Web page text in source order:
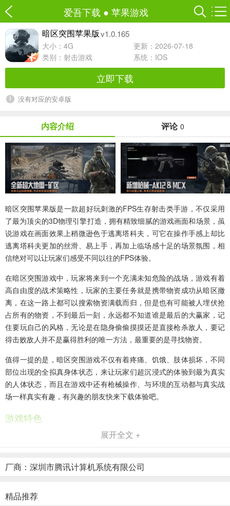
爱吾下载 ● 苹果游戏
暗区突围苹果版 v1.0.165
大小：4G
更新：2026-07-18
类别： 射击游戏 系统：IOS
立即下载
没有对应的安卓版
内容介绍 评论 0
暗区突围苹果版是一款超好玩刺激的FPS生存射击类手游，不仅采用
了最为顶尖的3D物理引擎打造，拥有精致细腻的游戏画面和场景，虽
说游戏在画面效果上稍微逊色于逃离塔科夫，可它在操作手感上却比
逃离塔科夫更加的丝滑、易上手，再加上临场感十足的场景氛围，相
信绝对可以让玩家们感受不同以往的FPS体验。
在暗区突围游戏中，玩家将来到一个充满未知危险的战场，游戏有着
高自由度的战术策略性，玩家的主要任务就是携带物资成功从暗区撤
离，在这一路上都可以搜索物资满载而归，但是也有可能被人埋伏抢
占所有的物资，不到最后一刻，永远都不知道谁是最后的大赢家，记
住要玩自己的风格，无论是在隐身偷偷摸摸还是直接枪杀敌人，要记
得击败敌人并不是赢得胜利的唯一方法，最重要的是寻找物资。
值得一提的是，暗区突围游戏不仅有着疼痛、饥饿、肢体损坏，不同
部位出现的全拟真身体状态，来让玩家们超沉浸式的体验到最为真实
的人体状态，而且在游戏中还有枪械操作、与环境的互动都与真实战
场一样真实有趣，有兴趣的朋友快来下载体验吧。
游戏特色
的模拟射击游戏，每一颗子弹都带有战场触感。枪械改造也高度复
原，拼装配件.改造枪械，打造绝无仅有的枪械体会。
2、全息感官，实在反响
展开全文 +
厂商：深圳市腾讯计算机系统有限公司
精品推荐